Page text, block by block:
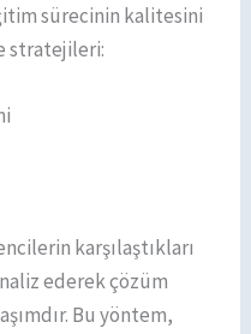
sürecinin kalitesini
stratejileri:
karşılaştıkları
ederek çözüm
Bu yöntem,